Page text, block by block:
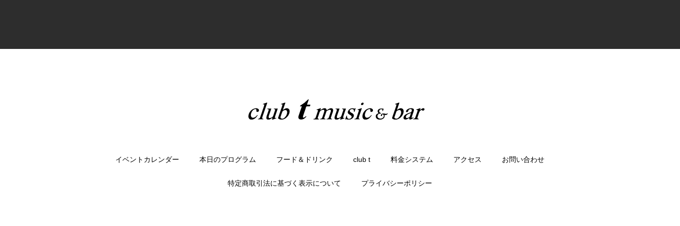
イベントカレンダー 本日のプログラム フード＆ドリンク club t 料金システム アクセス お問い合わせ
特定商取引法に基づく表示について プライバシーポリシー